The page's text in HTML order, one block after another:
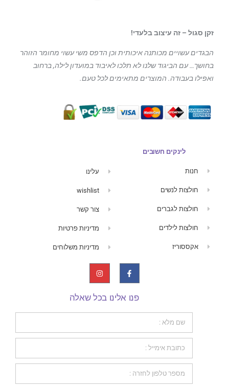
זקן סגול – זה עיצוב בלעדי!
הבגדים עשויים מכותנה איכותית וכן הדפס משי עשוי מחומר הזוהר
בחושך… עם הביגודשלנו לא תלכו לאיבוד במועדון לילה, ברחוב
ואפילו בעבודה. המוצרים מתאימים לכל טעם.
לינקים חשובים
חנות
חולצות לנשים
חולצות לגברים
חולצות לילדים
אקססוריז
עלינו
wishlist
צור קשר
מדיניות פרטיות
מדיניות משלוחים
פנו אלינו בכל שאלה